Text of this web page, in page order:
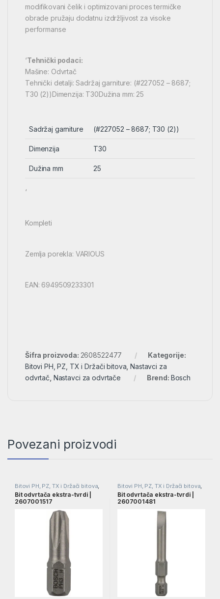
modifikovani čelik i optimizovani proces termičke
obrade pružaju dodatnu izdržljivost za visoke
performanse
‘Tehnički podaci:
Mašine: Odvrtač
Tehnički detalji: Sadržaj garniture: (#227052 – 8687;
T30 (2))Dimenzija: T30Dužina mm: 25
Sadržaj garniture (#227052 – 8687; T30 (2))
Dimenzija T30
Dužina mm 25
‘
Kompleti
Zemlja porekla: VARIOUS
EAN: 6949509233301
Šifra proizvoda: 2608522477
Kategorije:
Bitovi PH, PZ, TX i Držači bitova ,Nastavci za
odvrtač Nastavci za odvrtače Brend: Bosch
Povezani proizvodi
Bitovi PH, PZ, TX i Držači bitova
Nastavci za odvrtač Nastavci za
odvrtače
Bit odvrtača ekstra-tvrdi |
2607001517
Bitovi PH, PZ, TX i Držači bitova
Nastavci za odvrtač Nastavci za
odvrtače
Bit odvrtača ekstra-tvrdi |
2607001481